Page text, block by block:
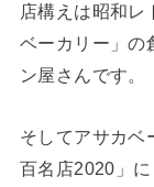
店構えは昭和レ
ベーカリー」の
ン屋さんです。
そしてアサカベ
百名店2020」に